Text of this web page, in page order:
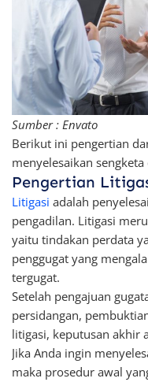
Sumber : Envato
Berikut ini pengertian
menyelesaikan
Pengertian
Litigasi adalah
pengadilan. Litigasi
yaitu tindakan perdata
penggugat yang
tergugat.
Setelah pengajuan
persidangan,
litigasi, keputusan akhir
Jika Anda ingin
maka prosedur awal